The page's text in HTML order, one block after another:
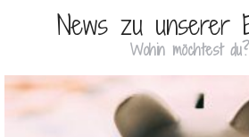
News zu unserer
Wohin möchtest du?